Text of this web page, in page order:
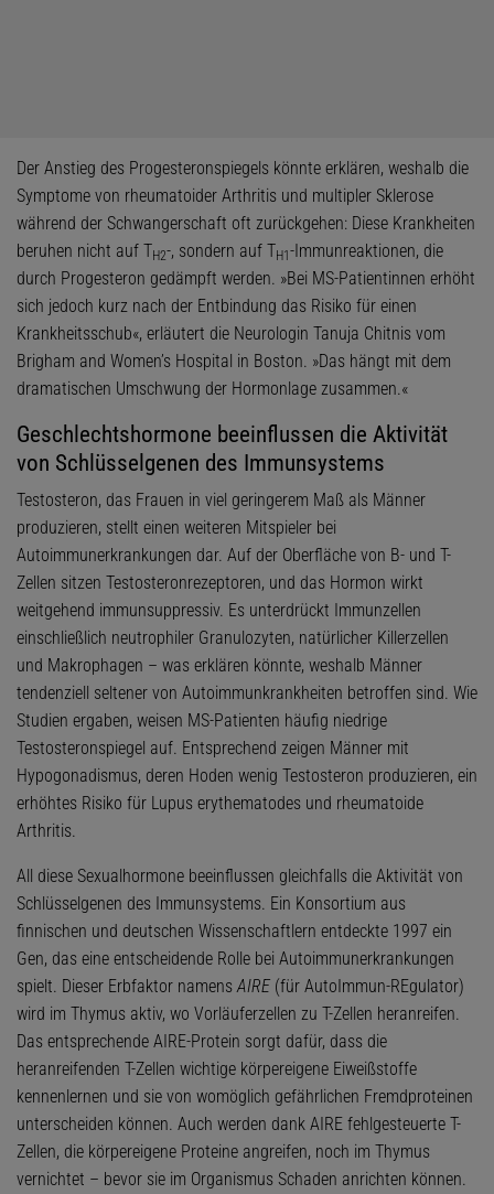
Der Anstieg des Progesteronspiegels könnte erklären, weshalb die
Symptome von rheumatoider Arthritis und multipler Sklerose
während der Schwangerschaft oft zurückgehen: Diese Krankheiten
beruhen nicht auf TH2-, sondern auf TH1 -Immunreaktionen, die
durch Progesteron gedämpft werden. »Bei MS-Patientinnen erhöht
sich jedoch kurz nach der Entbindung das Risiko für einen
Krankheitsschub«, erläutert die Neurologin Tanuja Chitnis vom
Brigham and Women’s Hospital in Boston. »Das hängt mit dem
dramatischen Umschwung der Hormonlage zusammen.«
Geschlechtshormone beeinflussen die Aktivität
von Schlüsselgenen des Immunsystems
Testosteron, das Frauen in viel geringerem Maß als Männer
produzieren, stellt einen weiteren Mitspieler bei
Autoimmunerkrankungen dar. Auf der Oberfläche von B- und T-
Zellen sitzen Testosteronrezeptoren, und das Hormon wirkt
weitgehend immunsuppressiv. Es unterdrückt Immunzellen
einschließlich neutrophiler Granulozyten, natürlicher Killerzellen
und Makrophagen – was erklären könnte, weshalb Männer
tendenziell seltener von Autoimmunkrankheiten betroffen sind. Wie
Studien ergaben, weisen MS-Patienten häufig niedrige
Testosteronspiegel auf. Entsprechend zeigen Männer mit
Hypogonadismus, deren Hoden wenig Testosteron produzieren, ein
erhöhtes Risiko für Lupus erythematodes und rheumatoide
Arthritis.
All diese Sexualhormone beeinflussen gleichfalls die Aktivität von
Schlüsselgenen des Immunsystems. Ein Konsortium aus
finnischen und deutschen Wissenschaftlern entdeckte 1997 ein
Gen, das eine entscheidende Rolle bei Autoimmunerkrankungen
spielt. Dieser Erbfaktor namensAIRE (für AutoImmun-REgulator)
wird im Thymus aktiv, wo Vorläuferzellen zu T-Zellen heranreifen.
Das entsprechende AIRE-Protein sorgt dafür, dass die
heranreifenden T-Zellen wichtige körpereigene Eiweißstoffe
kennenlernen und sie von womöglich gefährlichen Fremdproteinen
unterscheiden können. Auch werden dank AIRE fehlgesteuerte T-
Zellen, die körpereigene Proteine angreifen, noch im Thymus
vernichtet – bevor sie im Organismus Schaden anrichten können.